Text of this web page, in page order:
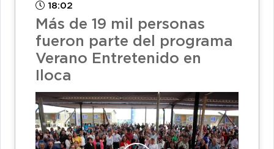
18:02
Más de 19 mil personas
fueron parte del programa
Verano Entretenido en
Iloca